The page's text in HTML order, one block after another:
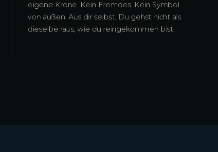
eigene Krone. Kein Fremdes. Kein Symbol
von außen. Aus dir selbst. Du gehst nicht als
dieselbe raus, wie du reingekommen bist.